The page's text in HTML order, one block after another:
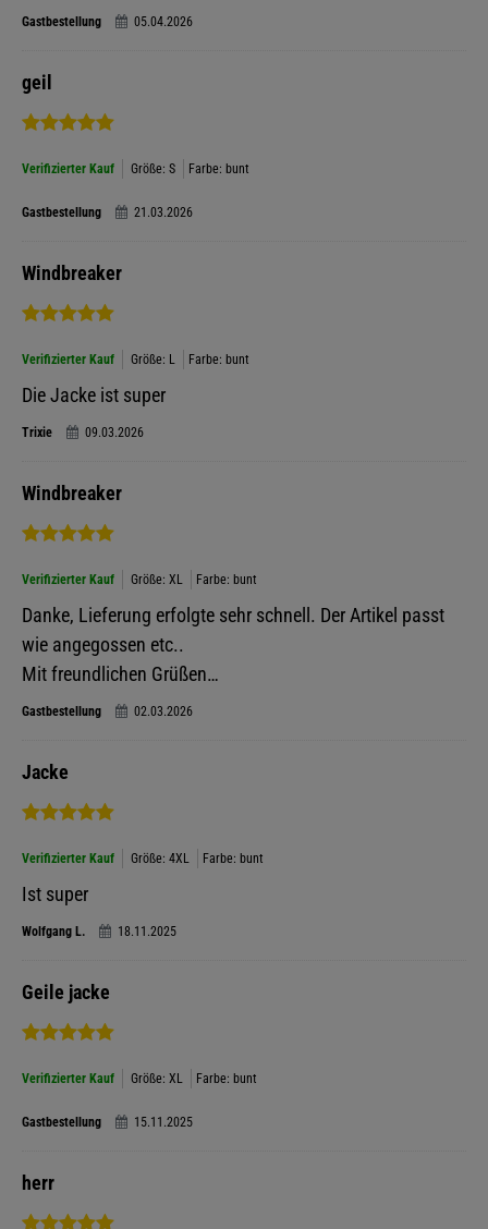
Gastbestellung 05.04.2026
geil
Verifizierter Kauf Größe: S Farbe: bunt
Gastbestellung 21.03.2026
Windbreaker
Verifizierter Kauf Größe: L Farbe: bunt
Die Jacke ist super
Trixie 09.03.2026
Windbreaker
Verifizierter Kauf Größe: XL Farbe: bunt
Danke, Lieferung erfolgte sehr schnell. Der Artikel passt
wie angegossen etc..
Mit freundlichen Grüßen…
Gastbestellung 02.03.2026
Jacke
Verifizierter Kauf Größe: 4XL Farbe: bunt
Ist super
Wolfgang L. 18.11.2025
Geile jacke
Verifizierter Kauf Größe: XL Farbe: bunt
Gastbestellung 15.11.2025
herr